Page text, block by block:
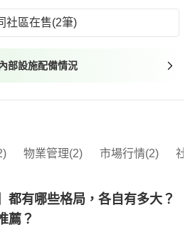
社區在售(2筆)
部設施配備情況
物業管理(2) 市場行情(2) 社
都有哪些格局，各自有多大？
薦？